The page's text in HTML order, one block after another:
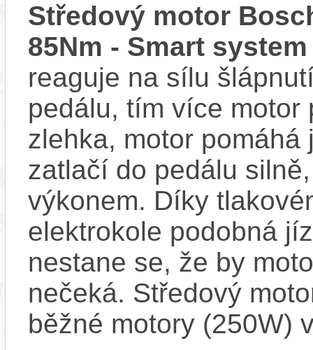
Středový motor
85Nm - Smart system
reaguje na sílu
pedálu, tím více motor
zlehka, motor
zatlačí do pedálu
výkonem. Díky
elektrokole podobná
nestane se, že by
nečeká. Středový
běžné motory (250W)